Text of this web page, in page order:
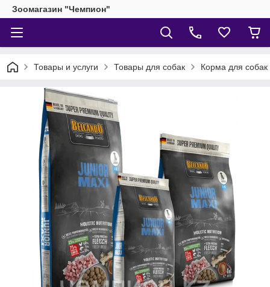
Зоомагазин "Чемпион"
Товары и услуги Товары для собак Корма для собак